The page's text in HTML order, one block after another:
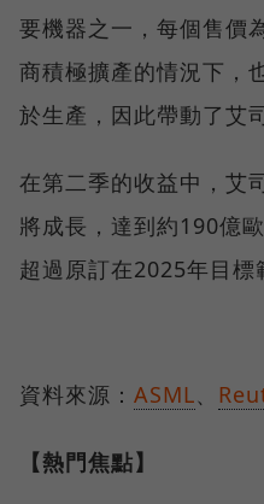
要機器之一，每個售價
商積極擴產的情況下，
於生產，因此帶動了艾
在第二季的收益中，艾
將成長，達到約190億
超過原訂在2025年目標
資料來源： ASML
【熱門焦點】